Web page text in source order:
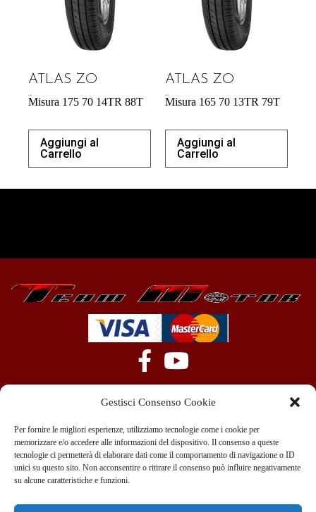
Gestisci Consenso Cookie
Per fornire le migliori esperienze, utilizziamo tecnologie come i cookie per
memorizzare e/o accedere alle informazioni del dispositivo. Il consenso a queste
tecnologie ci permetterà di elaborare dati come il comportamento di navigazione o ID
unici su questo sito. Non acconsentire o ritirare il consenso può influire negativamente
su alcune caratteristiche e funzioni.
ATLAS ZO
Misura 175 70 14TR 88T
Aggiungi al
Carrello
ATLAS ZO
Misura 165 70 13TR 79T
Aggiungi al
Carrello
+39 351 970 89 33
info@teammotor.it